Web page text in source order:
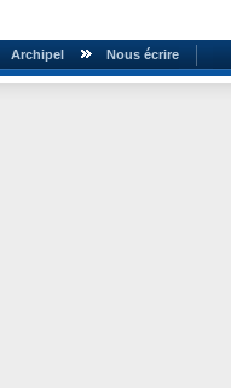
Archipel Nous écrire